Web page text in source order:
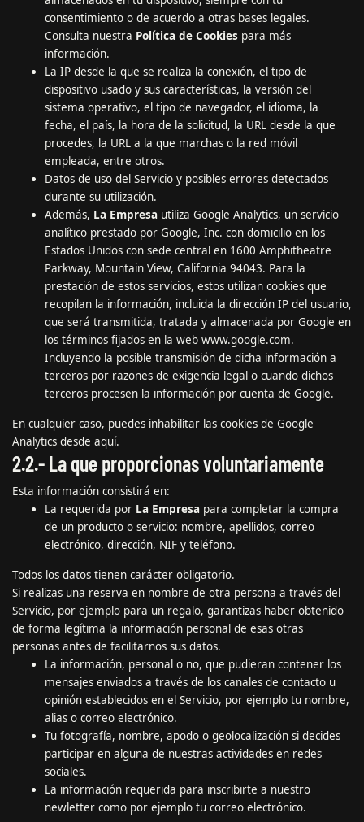
consentimiento o de acuerdo a otras bases legales.
Consulta nuestra Política de Cookies para más
información.
La IP desde la que se realiza la conexión, el tipo de
dispositivo usado y sus características, la versión del
sistema operativo, el tipo de navegador, el idioma, la
fecha, el país, la hora de la solicitud, la URL desde la que
procedes, la URL a la que marchas o la red móvil
empleada, entre otros.
Datos de uso del Servicio y posibles errores detectados
durante su utilización.
Además, La Empresa utiliza Google Analytics, un servicio
analítico prestado por Google, Inc. con domicilio en los
Estados Unidos con sede central en 1600 Amphitheatre
Parkway, Mountain View, California 94043. Para la
prestación de estos servicios, estos utilizan cookies que
recopilan la información, incluida la dirección IP del usuario,
que será transmitida, tratada y almacenada por Google en
los términos fijados en la web www.google.com.
Incluyendo la posible transmisión de dicha información a
terceros por razones de exigencia legal o cuando dichos
terceros procesen la información por cuenta de Google.
En cualquier caso, puedes inhabilitar las cookies de Google
Analytics desde aquí.
2.2.- La que proporcionas voluntariamente
Esta información consistirá en:
La requerida por La Empresa para completar la compra
de un producto o servicio: nombre, apellidos, correo
electrónico, dirección, NIF y teléfono.
Todos los datos tienen carácter obligatorio.
Si realizas una reserva en nombre de otra persona a través del
Servicio, por ejemplo para un regalo, garantizas haber obtenido
de forma legítima la información personal de esas otras
personas antes de facilitarnos sus datos.
La información, personal o no, que pudieran contener los
mensajes enviados a través de los canales de contacto u
opinión establecidos en el Servicio, por ejemplo tu nombre,
alias o correo electrónico.
Tu fotografía, nombre, apodo o geolocalización si decides
participar en alguna de nuestras actividades en redes
sociales.
La información requerida para inscribirte a nuestro
newletter como por ejemplo tu correo electrónico.